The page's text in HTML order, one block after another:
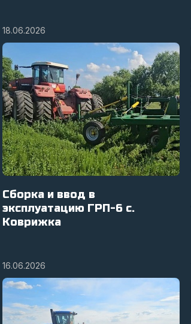
18.06.2026
Сборка и ввод в
эксплуатацию ГРП-6 с.
Коврижка
16.06.2026